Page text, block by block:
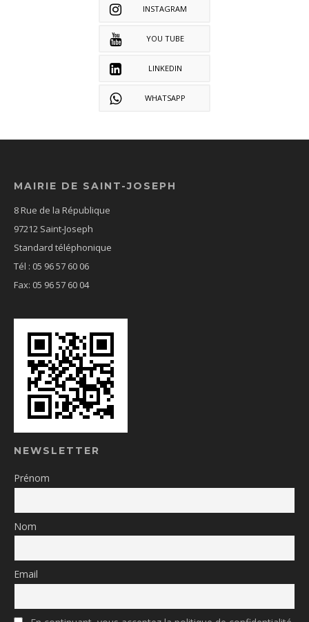
INSTAGRAM
YOU TUBE
LINKEDIN
WHATSAPP
MAIRIE DE SAINT-JOSEPH
8 Rue de la République
97212 Saint-Joseph
Standard téléphonique
Tél : 05 96 57 60 06
Fax: 05 96 57 60 04
NEWSLETTER
Prénom
Nom
Email